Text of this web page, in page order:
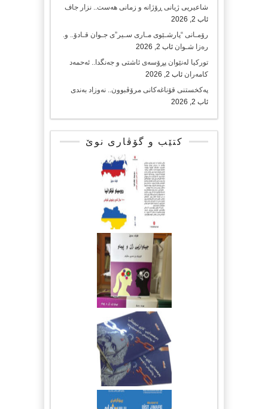
شاعیریی ژیانی ڕۆژانە و زمانی هەست.. نزار جاف
ئاب 2, 2026
رۆمـانی “پارشـێوی مـاری سـیر”ی جـوان قـادۆ.. و.
رەزا شـوان ئاب 2, 2026
تورکیا لەنێوان پڕۆسەی ئاشتی و جەنگدا.. ئەحمەد
کامەران ئاب 2, 2026
پەکخستنی قۆناغەکانی مرۆڤبوون.. نەوزاد بەندی
ئاب 2, 2026
کتێب و گۆڤاری نوێ